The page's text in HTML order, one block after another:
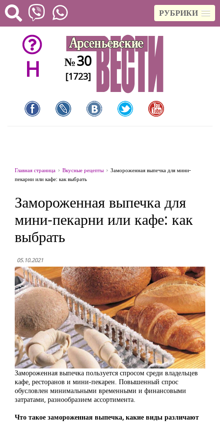
РУБРИКИ
H №30
[1723]
Главная страница Вкусные рецепты
Замороженная выпечка для мини-
пекарни или кафе: как выбрать
Замороженная выпечка для
мини-пекарни или кафе: как
выбрать
05.10.2021
Замороженная выпечка пользуется спросом среди владельцев
кафе, ресторанов и мини-пекарен. Повышенный спрос
обусловлен минимальными временными и финансовыми
затратами, разнообразием ассортимента.
Что такое замороженная выпечка, какие виды различают